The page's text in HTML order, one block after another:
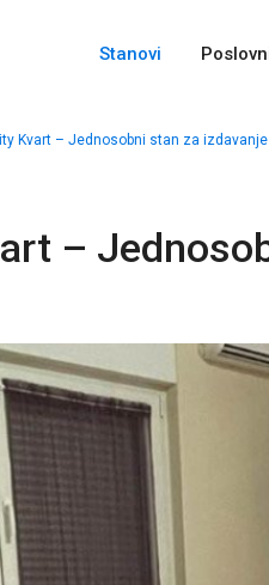
Stanovi
Kvart – Jednosobni stan za izdavanje
–